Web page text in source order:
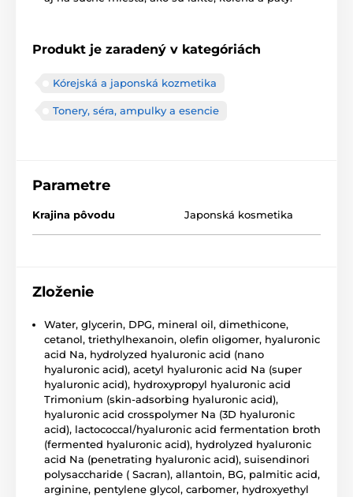
Produkt je zaradený v kategóriách
Kórejská a japonská kozmetika
Tonery, séra, ampulky a esencie
Parametre
Krajina pôvodu Japonská kosmetika
Zloženie
Water, glycerin, DPG, mineral oil, dimethicone,
cetanol, triethylhexanoin, olefin oligomer, hyaluronic
acid Na, hydrolyzed hyaluronic acid (nano
hyaluronic acid), acetyl hyaluronic acid Na (super
hyaluronic acid), hydroxypropyl hyaluronic acid
Trimonium (skin-adsorbing hyaluronic acid),
hyaluronic acid crosspolymer Na (3D hyaluronic
acid), lactococcal/hyaluronic acid fermentation broth
(fermented hyaluronic acid), hydrolyzed hyaluronic
acid Na (penetrating hyaluronic acid), suisendinori
polysaccharide ( Sacran), allantoin, BG, palmitic acid,
arginine, pentylene glycol, carbomer, hydroxyethyl